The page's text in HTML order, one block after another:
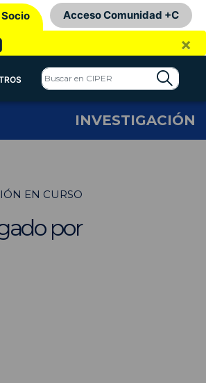
Acceso Comunidad +C
×
INVESTIGACIÓN
EN CURSO
por